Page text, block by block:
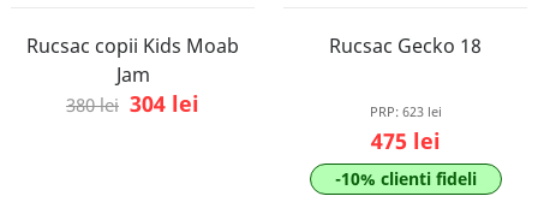
Rucsac copii Kids Moab
Jam
380 lei 304 lei
Rucsac Gecko 18
PRP: 623 lei
475 lei
-10% clienti fideli